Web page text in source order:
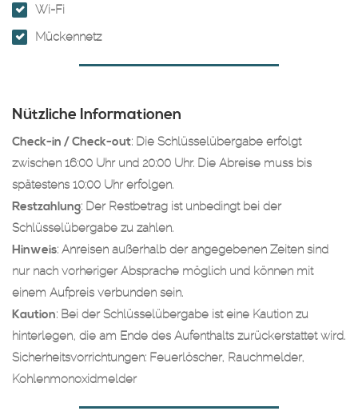
Wi-Fi
Mückennetz
Nützliche Informationen
Check-in / Check-out: Die Schlüsselübergabe erfolgt
zwischen 16:00 Uhr und 20:00 Uhr. Die Abreise muss bis
spätestens 10:00 Uhr erfolgen.
Restzahlung: Der Restbetrag ist unbedingt bei der
Schlüsselübergabe zu zahlen.
Hinweis: Anreisen außerhalb der angegebenen Zeiten sind
nur nach vorheriger Absprache möglich und können mit
einem Aufpreis verbunden sein.
Kaution: Bei der Schlüsselübergabe ist eine Kaution zu
hinterlegen, die am Ende des Aufenthalts zurückerstattet wird.
Sicherheitsvorrichtungen: Feuerlöscher, Rauchmelder,
Kohlenmonoxidmelder